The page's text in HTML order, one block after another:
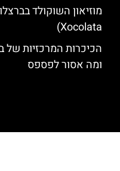
Xocolata)
הכיכרות המרכזיות
ומה אסור לפספס